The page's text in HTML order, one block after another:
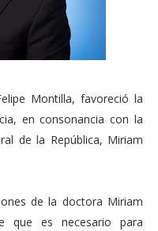
Montilla, favoreció la
en consonancia con la
de la República, Miriam
de la doctora Miriam
que es necesario para